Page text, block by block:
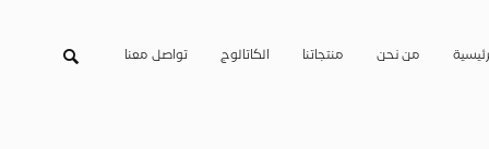
من نحن منتجاتنا الكاتالوج تواصل معنا